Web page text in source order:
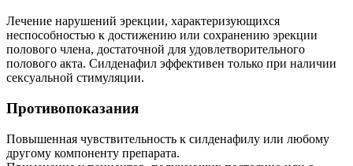
Лечение нарушений эрекции, характеризующихся
неспособностью к достижению или сохранению эрекции
полового члена, достаточной для удовлетворительного
полового акта. Силденафил эффективен только при наличии
сексуальной стимуляции.
Противопоказания
Повышенная чувствительность к силденафилу или любому
другому компоненту препарата.